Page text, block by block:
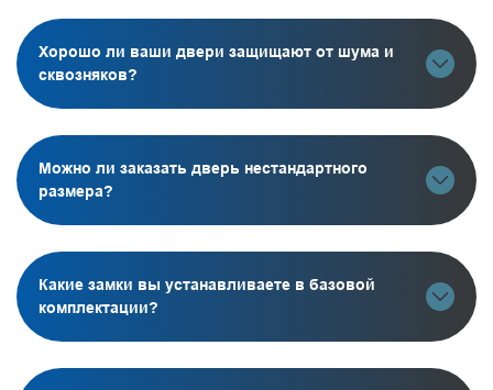
Хорошо ли ваши двери защищают от шума и
сквозняков?
Можно ли заказать дверь нестандартного
размера?
Какие замки вы устанавливаете в базовой
комплектации?